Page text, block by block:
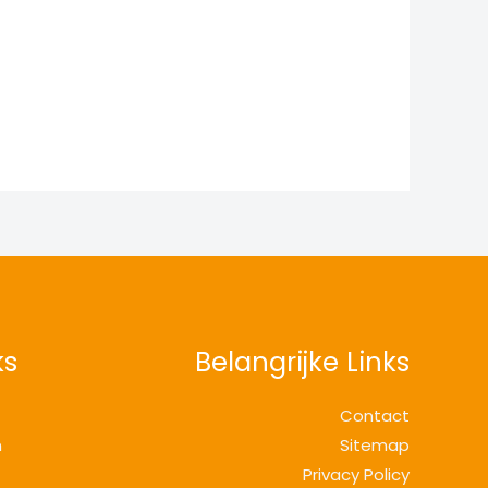
Belangrijke Links
Contact
Sitemap
Privacy Policy